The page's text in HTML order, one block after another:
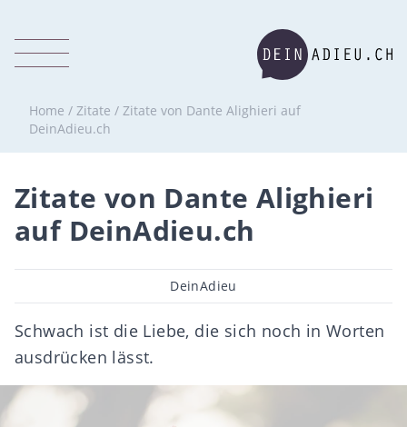
Home / Zitate / Zitate von Dante Alighieri auf
DeinAdieu.ch
Zitate von Dante Alighieri
auf DeinAdieu.ch
Beitragsautor
DeinAdieu
Schwach ist die Liebe, die sich noch in Worten
ausdrücken lässt.